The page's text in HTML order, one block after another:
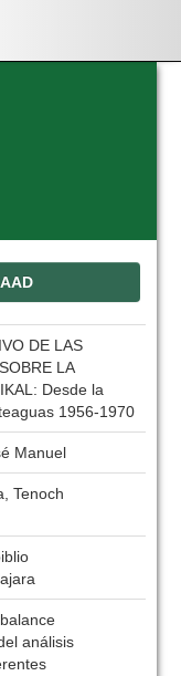
DE LAS
LA
Desde la
1956-1970
Manuel
Tenoch
análisis